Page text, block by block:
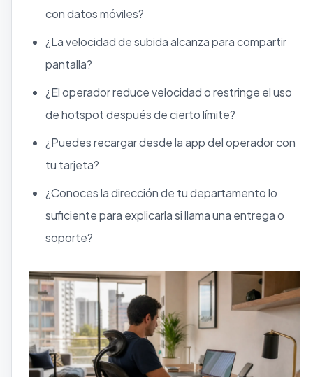
con datos móviles?
¿La velocidad de subida alcanza para compartir
pantalla?
¿El operador reduce velocidad o restringe el uso
de hotspot después de cierto límite?
¿Puedes recargar desde la app del operador con
tu tarjeta?
¿Conoces la dirección de tu departamento lo
suficiente para explicarla si llama una entrega o
soporte?